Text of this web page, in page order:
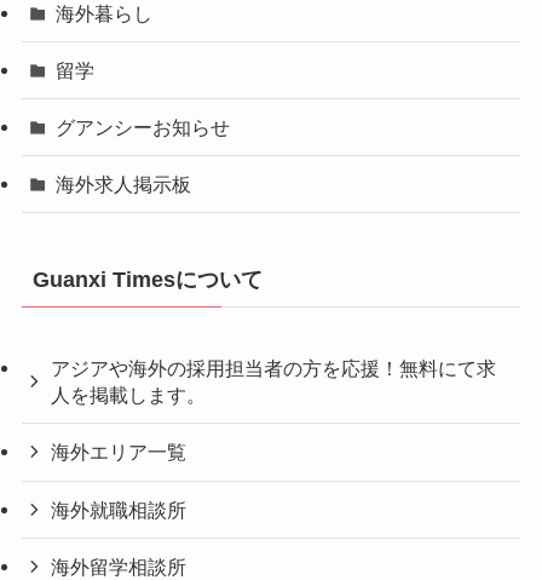
海外暮らし
留学
グアンシーお知らせ
海外求人掲示板
Guanxi Timesについて
アジアや海外の採用担当者の方を応援！無料にて求
人を掲載します。
海外エリア一覧
海外就職相談所
海外留学相談所